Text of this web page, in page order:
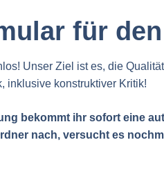
für
Unser Ziel ist es, die
inklusive konstruktiver Kritik!
bekommt ihr sofort eine
nach, versucht es